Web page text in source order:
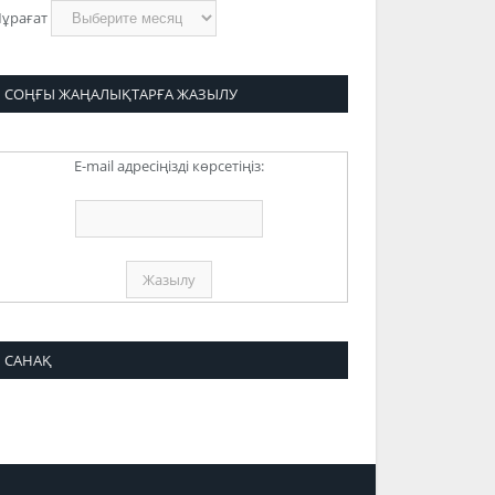
СОҢҒЫ ЖАҢАЛЫҚТАРҒА ЖАЗЫЛУ
E-mail адресіңізді көрсетіңіз:
САНАҚ